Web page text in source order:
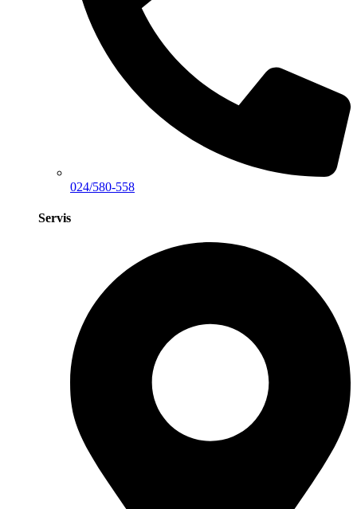
024/580-558
Servis